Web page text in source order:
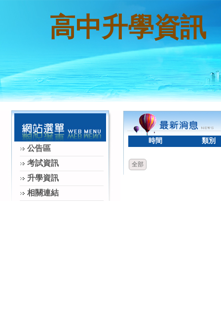
高中升學資訊
公告區
考試資訊
升學資訊
相關連結
時間 類別
全部